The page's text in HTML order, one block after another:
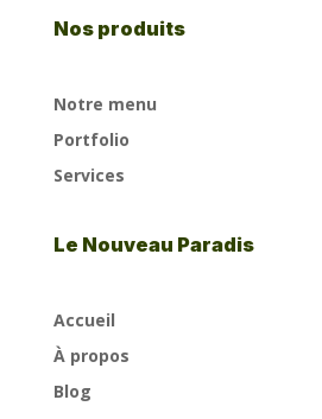
Nos produits
Notre menu
Portfolio
Services
Le Nouveau Paradis
Accueil
À propos
Blog